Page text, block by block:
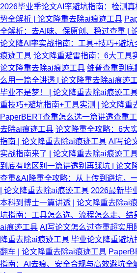
2026毕业季论文AI率避坑指南：检测
势全解析 | 论文降重去除ai痕迹工具
全解析：去AI味、保原创、稳过查重 |
论文降AI率实战指南：工具+技巧+避坑
痕迹工具 论文降重避雷指南：6大工具
论文降重去除ai痕迹工具 维普查重到底
么用一篇全讲透 | 论文降重去除ai痕迹
毕业不是梦！ | 论文降重去除ai痕迹工
重技巧+避坑指南+工具实测 | 论文降重
PaperBERT查重怎么选一篇讲透查重
去除ai痕迹工具 论文降重全攻略：6大
指南 | 论文降重去除ai痕迹工具 AI写论
实战指南来了 | 论文降重去除ai痕迹工
到底有啥区别一篇讲透别再踩坑 | 论文
查重&AI降重全攻略：从上传到避坑，
| 论文降重去除ai痕迹工具 2026最新毕
本科到博士一篇讲透 | 论文降重去除ai
坑指南：工具怎么选、流程怎么走、结
ai痕迹工具 AI写论文怎么过查重超实用
降重去除ai痕迹工具 毕业论文降重避坑
翻车 | 论文降重去除ai痕迹工具
指南：AI去痕、安全合规与高效避坑全